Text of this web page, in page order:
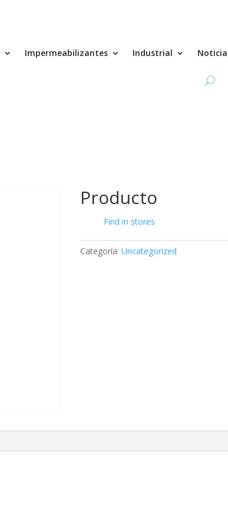
Impermeabilizantes Industrial
Producto
Find in stores
Categoría:Uncategorized